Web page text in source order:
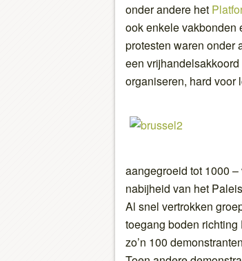
onder andere het
ook enkele
protesten waren onder
een
organiseren, hard voor
aangegroeid tot 1000
nabijheid van het
Al snel vertrokken
toegang boden
zo’n 100